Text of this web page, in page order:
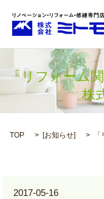
「リフォーム
株
TOP [お知らせ]
2017-05-16